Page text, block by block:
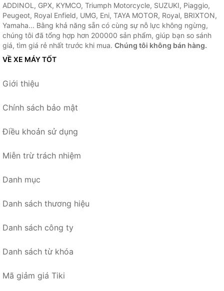
ADDINOL, GPX, KYMCO, Triumph Motorcycle, SUZUKI, Piaggio,
Peugeot, Royal Enfield, UMG, Eni, TAYA MOTOR, Royal, BRIXTON,
Yamaha... Bằng khả năng sẵn có cùng sự nỗ lực không ngừng,
chúng tôi đã tổng hợp hơn 200000 sản phẩm, giúp bạn so sánh
giá, tìm giá rẻ nhất trước khi mua. Chúng tôi không bán hàng.
VỀ XE MÁY TỐT
Giới thiệu
Chính sách bảo mật
Điều khoản sử dụng
Miễn trừ trách nhiệm
Danh mục
Danh sách thương hiệu
Danh sách công ty
Danh sách từ khóa
Mã giảm giá Tiki